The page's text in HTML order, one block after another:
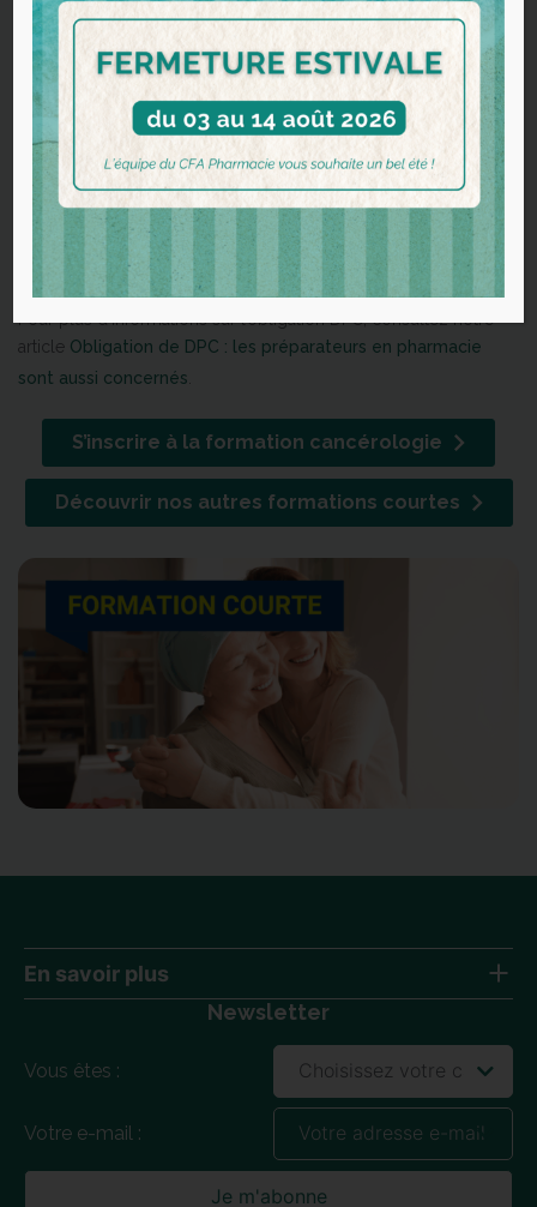
Tarif
Le coût de la formation s’élève à 280€. Un financement est
possible par l’OPCO EP.
Une formation inscrite au DPC
Notre formation est inscrite au Développement Professionnel
Continu (DPC). En y participant, vous développez vos
compétences en cancérologie tout en répondant à vos
obligations réglementaires.
Pour plus d’informations sur l’obligation DPC, consultez notre
article Obligation de DPC : les préparateurs en pharmacie
sont aussi concernés
S’inscrire à la formation cancérologie
Découvrir nos autres formations courtes
En savoir plus
Formez un alternant
Blog
Nous contacter
Newsletter
Vous êtes :
Votre e-mail :